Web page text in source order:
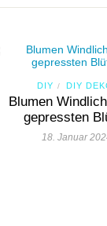
DIY / DIY
Blumen
gepressten
18. Januar